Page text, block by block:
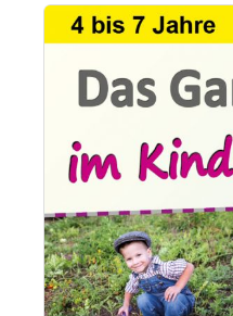
Bildergalerie überspringen